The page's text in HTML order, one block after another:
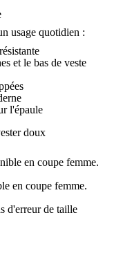
usage quotidien :
et le bas de veste
l'épaule
doux
en coupe femme.
en coupe femme.
d'erreur de taille